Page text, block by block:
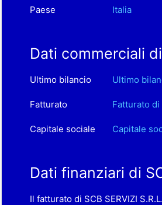
Paese Italia
Dati commerciali di
Ultimo bilancio Ultimo
Fatturato Fatturato di
Capitale sociale Capitale
Dati finanziari di
Il fatturato di SCB SERVIZI